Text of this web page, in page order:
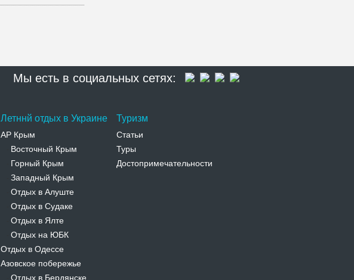
Мы есть в социальных сетях:
Летннй отдых в Украине
АР Крым
Восточный Крым
Горный Крым
Западный Крым
Отдых в Алуште
Отдых в Судаке
Отдых в Ялте
Отдых на ЮБК
Отдых в Одессе
Азовское побережье
Отдых в Бердянске
Туризм
Статьи
Туры
Достопримечательности